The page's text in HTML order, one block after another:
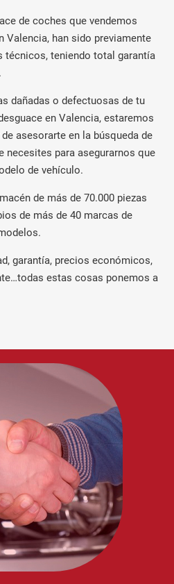
de coches que vendemos
Valencia, han sido previamente
técnicos, teniendo total garantía
dañadas o defectuosas de tu
en Valencia, estaremos
asesorarte en la búsqueda de
necesites para asegurarnos que
de vehículo.
de más de 70.000 piezas
de más de 40 marcas de
garantía, precios económicos,
estas cosas ponemos a